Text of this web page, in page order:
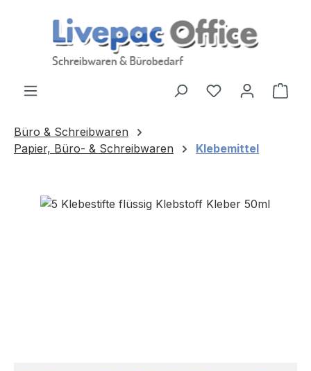
Zum Hauptinhalt springen
Büro & Schreibwaren
Papier, Büro- & Schreibwaren
Klebemittel
Bildergalerie überspringen